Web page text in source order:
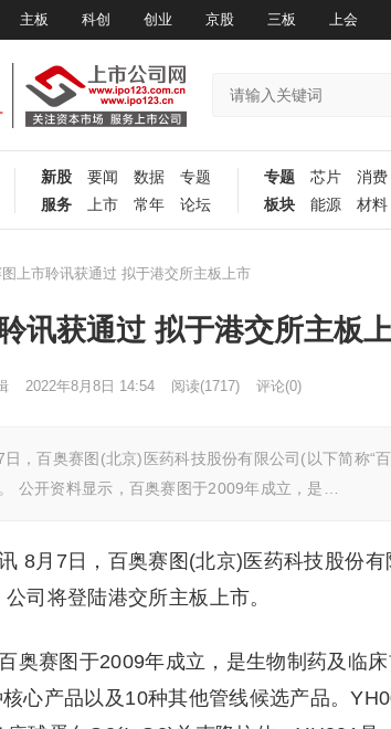
主板 科创 创业 京股 三板 上会
新股 要闻 数据
专题
服务
上市 常年 论坛
专题 芯片 消费
板块
能源 材料
上市聆讯获通过 拟于港交所主板上市
讯获通过 拟于港交所主板
2022年8月8日 14:54 阅读(1717) 评论(0)
，百奥赛图(北京)医药科技股份有限公司(以下简称“
公开资料显示，百奥赛图于2009年成立，是…
8月7日，百奥赛图(北京)医药科技股份有
司将登陆港交所主板上市。
奥赛图于2009年成立，是生物制药及临
心产品以及10种其他管线候选产品。